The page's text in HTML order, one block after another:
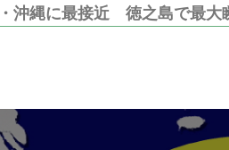
・沖縄に最接近 徳之島で最